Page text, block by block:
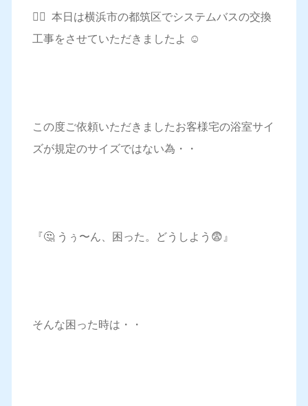
💁‍♀️ 本日は横浜市の都筑区でシステムバスの交換
工事をさせていただきましたよ ☺️
この度ご依頼いただきましたお客様宅の浴室サイ
ズが規定のサイズではない為・・
『🤔 うぅ〜ん、困った。どうしよう😨』
そんな困った時は・・